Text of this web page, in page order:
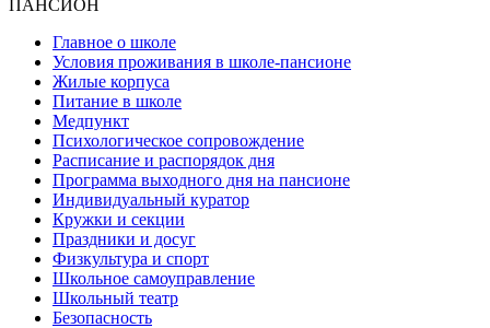
ПАНСИОН
Главное о школе
Условия проживания в школе-пансионе
Жилые корпуса
Питание в школе
Медпункт
Психологическое сопровождение
Расписание и распорядок дня
Программа выходного дня на пансионе
Индивидуальный куратор
Кружки и секции
Праздники и досуг
Физкультура и спорт
Школьное самоуправление
Школьный театр
Безопасность